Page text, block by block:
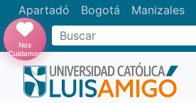
Apartadó Bogotá Manizales
Nos
Cuidamos